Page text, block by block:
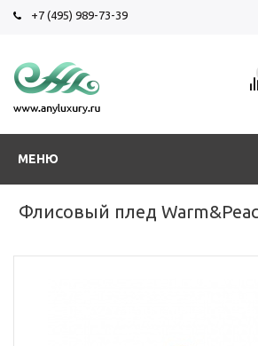
+7 (495) 989-73-39
МЕНЮ
Флисовый плед